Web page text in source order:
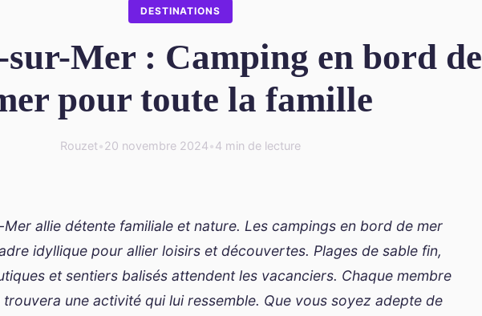
DESTINATIONS
sur-Mer : Camping en bord de
pour toute la famille
Rouzet•20 novembre 2024•4 min de lecture
allie détente familiale et nature. Les campings en bord de mer
idyllique pour allier loisirs et découvertes. Plages de sable fin,
et sentiers balisés attendent les vacanciers. Chaque membre
trouvera une activité qui lui ressemble. Que vous soyez adepte de